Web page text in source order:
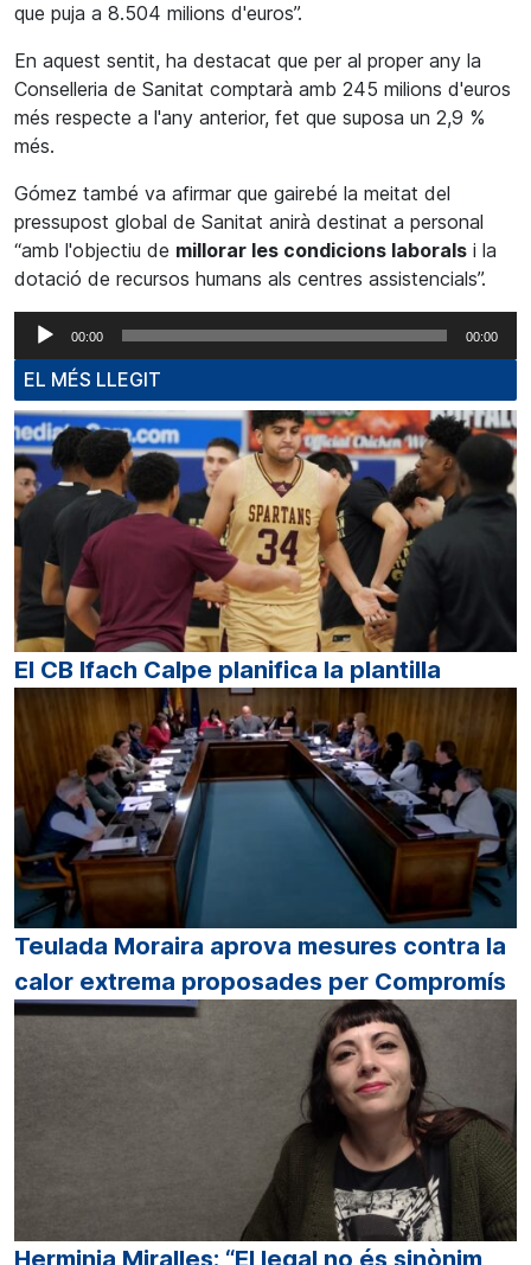
que puja a 8.504 milions d'euros”.
En aquest sentit, ha destacat que per al proper any la
Conselleria de Sanitat comptarà amb 245 milions d'euros
més respecte a l'any anterior, fet que suposa un 2,9 %
més.
Gómez també va afirmar que gairebé la meitat del
pressupost global de Sanitat anirà destinat a personal
“amb l'objectiu de millorar les condicions laborals i la
dotació de recursos humans als centres assistencials”.
Reproductor
d'àudio
00:00 00:00
EL MÉS LLEGIT
El CB Ifach Calpe planifica la plantilla
Teulada Moraira aprova mesures contra la
calor extrema proposades per Compromís
Herminia Miralles: “El legal no és sinònim